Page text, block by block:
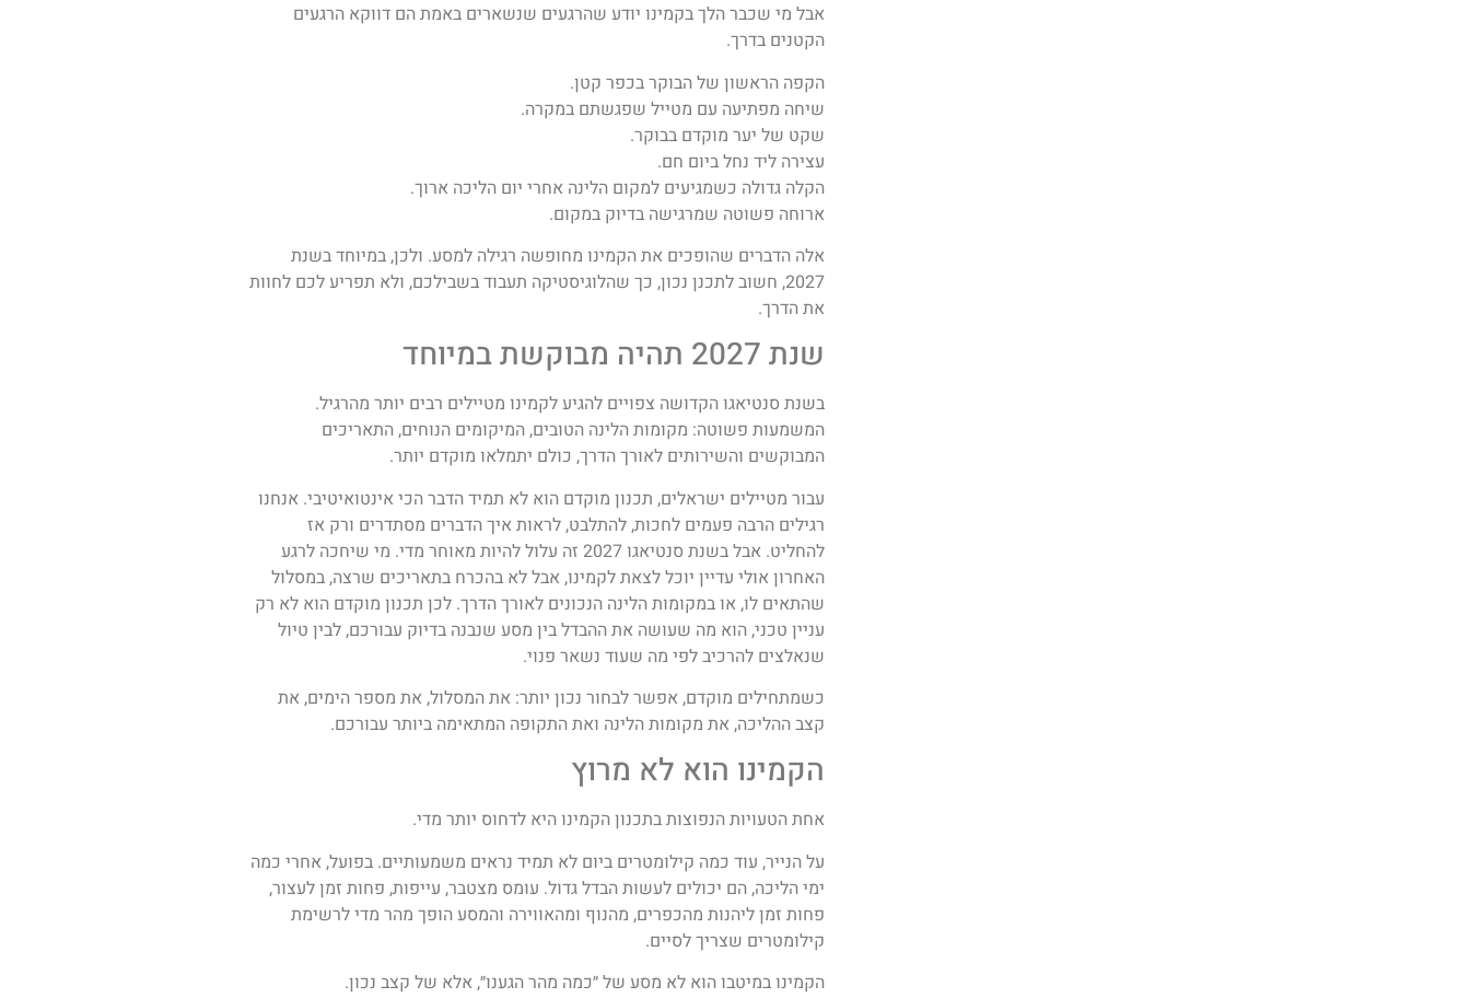
אבל מי שכבר הלך בקמינו יודע שהרגעים שנשארים באמת הם דווקא הרגעים
הקטנים בדרך.
הקפה הראשון של הבוקר בכפר קטן.
שיחה מפתיעה עם מטייל שפגשתם במקרה.
שקט של יער מוקדם בבוקר.
עצירה ליד נחל ביום חם.
הקלה גדולה כשמגיעים למקום הלינה אחרי יום הליכה ארוך.
ארוחה פשוטה שמרגישה בדיוק במקום.
אלה הדברים שהופכים את הקמינו מחופשה רגילה למסע. ולכן, במיוחד בשנת
2027, חשוב לתכנן נכון, כך שהלוגיסטיקה תעבוד בשבילכם, ולא תפריע לכם לחוות
את הדרך.
שנת 2027 תהיה מבוקשת במיוחד
בשנת סנטיאגו הקדושה צפויים להגיע לקמינו מטיילים רבים יותר מהרגיל.
המשמעות פשוטה: מקומות הלינה הטובים, המיקומים הנוחים, התאריכים
המבוקשים והשירותים לאורך הדרך, כולם יתמלאו מוקדם יותר.
עבור מטיילים ישראלים, תכנון מוקדם הוא לא תמיד הדבר הכי אינטואיטיבי. אנחנו
רגילים הרבה פעמים לחכות, להתלבט, לראות איך הדברים מסתדרים ורק אז
להחליט. אבל בשנת סנטיאגו 2027 זה עלול להיות מאוחר מדי. מי שיחכה לרגע
האחרון אולי עדיין יוכל לצאת לקמינו, אבל לא בהכרח בתאריכים שרצה, במסלול
שהתאים לו, או במקומות הלינה הנכונים לאורך הדרך. לכן תכנון מוקדם הוא לא רק
עניין טכני, הוא מה שעושה את ההבדל בין מסע שנבנה בדיוק עבורכם, לבין טיול
שנאלצים להרכיב לפי מה שעוד נשאר פנוי.
כשמתחילים מוקדם, אפשר לבחור נכון יותר: את המסלול, את מספר הימים, את
קצב ההליכה, את מקומות הלינה ואת התקופה המתאימה ביותר עבורכם.
הקמינו הוא לא מרוץ
אחת הטעויות הנפוצות בתכנון הקמינו היא לדחוס יותר מדי.
על הנייר, עוד כמה קילומטרים ביום לא תמיד נראים משמעותיים. בפועל, אחרי כמה
ימי הליכה, הם יכולים לעשות הבדל גדול. עומס מצטבר, עייפות, פחות זמן לעצור,
פחות זמן ליהנות מהכפרים, מהנוף ומהאווירה והמסע הופך מהר מדי לרשימת
קילומטרים שצריך לסיים.
הקמינו במיטבו הוא לא מסע של ״כמה מהר הגענו״, אלא של קצב נכון.